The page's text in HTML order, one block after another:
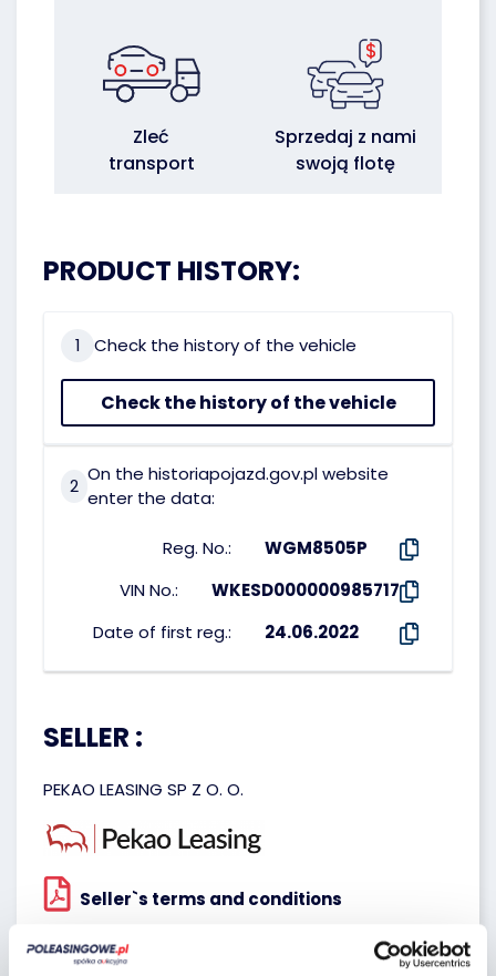
Zleć
transport
Sprzedaj z nami
swoją flotę
PRODUCT HISTORY:
1 Check the history of the vehicle
Check the history of the vehicle
2
On the historiapojazd.gov.pl website
enter the data:
Reg. No.:
WGM8505P
VIN No.:
WKESD000000985717
Date of first reg.:
24.06.2022
SELLER :
PEKAO LEASING SP Z O. O.
Seller`s terms and conditions